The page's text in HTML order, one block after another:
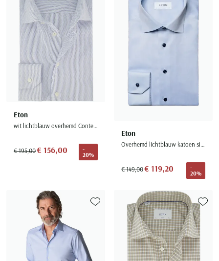
Eton
wit lichtblauw overhemd Contemporary blauw semi-wide spread
€ 195,00€ 156,00
-
20%
Eton
Overhemd lichtblauw katoen signature twill contemporary fit
€ 149,00€ 119,20
-
20%
Toevoegen aan favorieten